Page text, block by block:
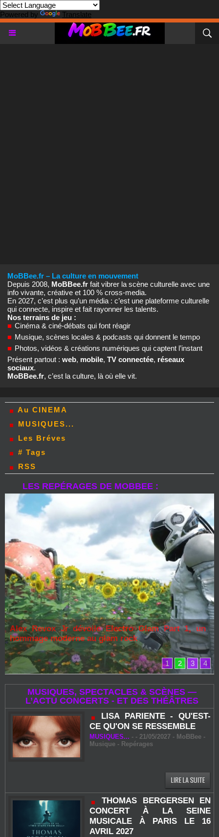
Powered by Translate
MoBBee.fr – La culture en mouvement
Depuis 2008, MoBBee.fr fait vibrer la scène culturelle avec une
info vivante, créative et 100 % cross‑media.
En 2027, c’est plus qu’un média : c’est une plateforme culturelle
qui connecte, inspire et fait rayonner les talents.
Nos terrains de jeu :
■ Cinéma & ciné‑débats qui font réagir
■ Musique, scènes locales & podcasts qui donnent le tempo
■ Photos, vidéos & créations numériques qui captent l’instant
Présent partout : web, mobile, TV connectée, réseaux
sociaux.
MoBBee.fr, c’est la culture, là où elle vit.
Au CINEMA
MUSIQUES...
Les Bréves
# Tags
RSS
LES REPÉRAGES DE MOBBEE :
Alex Revox Jr dévoile Electro Glam Part 1, un
hommage moderne au glam rock
1 2 3 4
MUSIQUES, SPECTACLES & SCÈNES —
L’ACTU CONCERTS - ET DES THÉÂTRES
LISA PARIENTE - QU'EST-
CE QU'ON SE RESSEMBLE
MUSIQUES... - - 21/05/2027 - MoBBee -
Musique - Repérages
THOMAS BERGERSEN EN
CONCERT À LA SEINE
MUSICALE À PARIS LE 16
AVRIL 2027